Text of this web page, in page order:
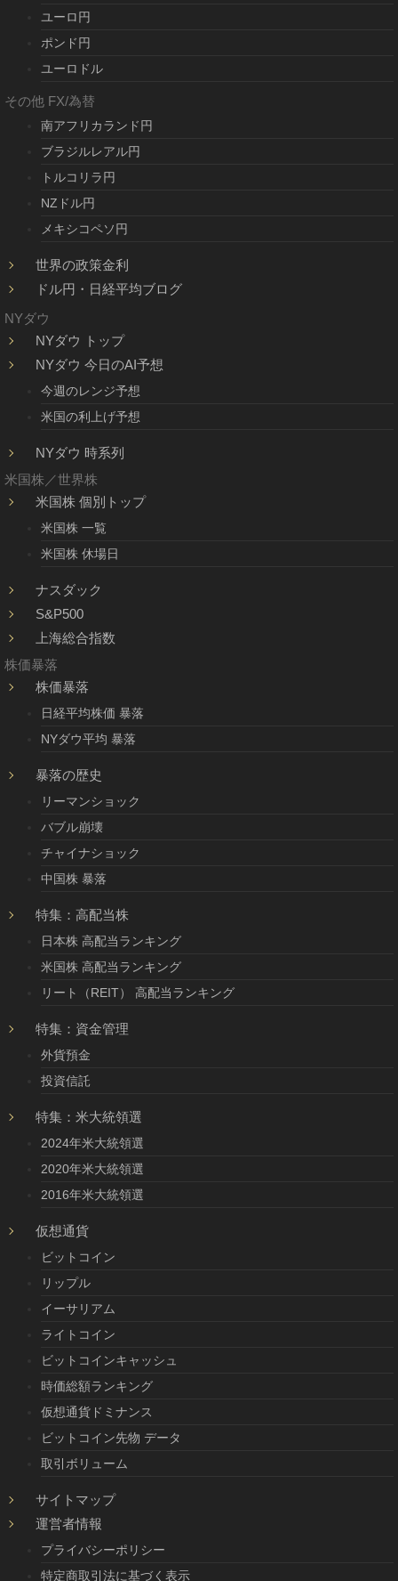
ユーロ円
ポンド円
ユーロドル
その他 FX/為替
南アフリカランド円
ブラジルレアル円
トルコリラ円
NZドル円
メキシコペソ円
世界の政策金利
ドル円・日経平均ブログ
NYダウ
NYダウ トップ
NYダウ 今日のAI予想
今週のレンジ予想
米国の利上げ予想
NYダウ 時系列
米国株／世界株
米国株 個別トップ
米国株 一覧
米国株 休場日
ナスダック
S&P500
上海総合指数
株価暴落
株価暴落
日経平均株価 暴落
NYダウ平均 暴落
暴落の歴史
リーマンショック
バブル崩壊
チャイナショック
中国株 暴落
特集：高配当株
日本株 高配当ランキング
米国株 高配当ランキング
リート（REIT） 高配当ランキング
特集：資金管理
外貨預金
投資信託
特集：米大統領選
2024年米大統領選
2020年米大統領選
2016年米大統領選
仮想通貨
ビットコイン
リップル
イーサリアム
ライトコイン
ビットコインキャッシュ
時価総額ランキング
仮想通貨ドミナンス
ビットコイン先物 データ
取引ボリューム
サイトマップ
運営者情報
プライバシーポリシー
特定商取引法に基づく表示